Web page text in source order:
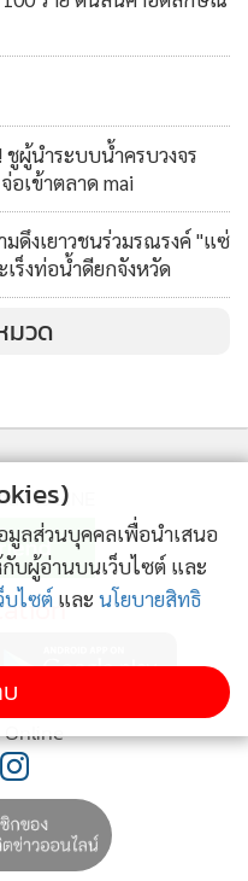
ผู้นำระบบน้ำครบวงจร
อเข้าตลาด mai
ดึงเยาวชนร่วมรณรงค์ "แซ่
ร็งท่อน้ำดียกจังหวัด
มวด
าง LINE
มูลส่วนบุคคลเพื่อนำเสนอ
บผู้อ่านบนเว็บไซต์ และ
บไซต์ และ นโยบายสิทธิ